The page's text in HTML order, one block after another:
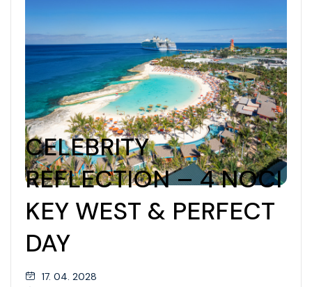
CELEBRITY
REFLECTION – 4 NOCI
KEY WEST & PERFECT
DAY
17. 04. 2028